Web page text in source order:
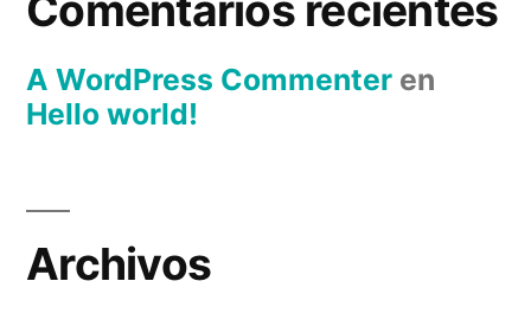
A WordPress Commenter en
Hello world!
Archivos